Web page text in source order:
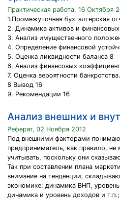
Практическая работа, 16 Октября
1.Промежуточная бухгалтерская
2. Динамика активов и финансовых
3. Анализ имущественного
4. Определение финансовой
5. Оценка ликвидности баланса 8
6. Анализ финансовых
7. Оценка вероятности
8 Вывод 16
9. Рекомендации 16
Анализ внешних и
Реферат, 02 Ноября 2012
Под внешними факторами
предприниматель, как правило,
учитывать, поскольку они
Так при составлении плана
внимание на тенденции,
экономике: динамика ВНП,
динамика и уровень доходов и т.п.;